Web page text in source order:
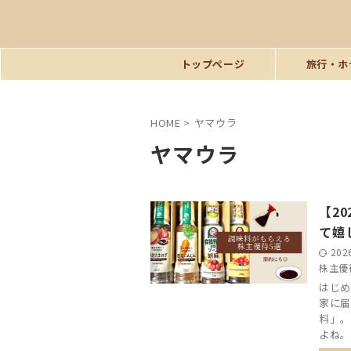
トップページ 旅行・
HOME > ヤマウラ
ヤマウラ
【
て嬉
株主優
はじ
家に
料」
よね